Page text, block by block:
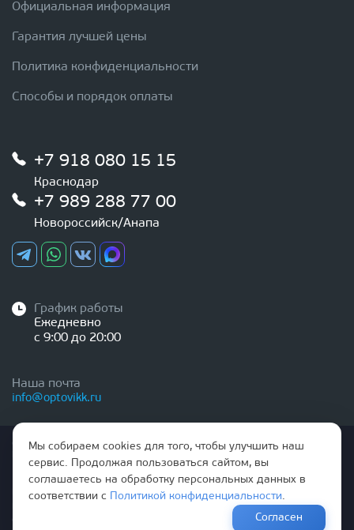
Официальная информация
Гарантия лучшей цены
Политика конфиденциальности
Способы и порядок оплаты
+7 918 080 15 15
Краснодар
+7 989 288 77 00
Новороссийск/Анапа
График работы
Ежедневно
с 9:00 до 20:00
Наша почта
info@optovikk.ru
Стоимость товаров и услуг, указанная на сайте,
Правила эксплутации входных и межкомнатных дверей
Мы собираем cookies для того, чтобы улучшить наш
сервис. Продолжая пользоваться сайтом, вы
соглашаетесь на обработку персональных данных в
соответствии с
Политикой конфиденциальности.
Согласен